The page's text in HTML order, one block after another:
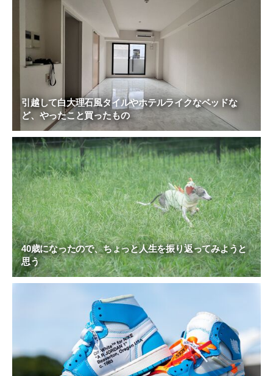
引越して白大理石風タイルやホテルライクなベッドな
ど、やったこと買ったもの
40歳になったので、ちょっと人生を振り返ってみようと
思う